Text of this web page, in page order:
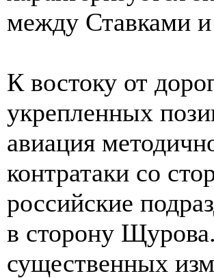
между Ставками
К востоку от
укрепленных
авиация
контратаки со
российские
в сторону
существенных